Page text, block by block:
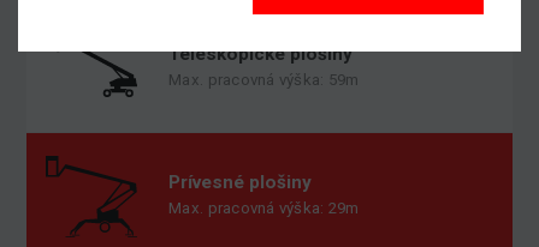
Teleskopické plošiny
Max. pracovná výška: 59m
Prívesné plošiny
Max. pracovná výška: 29m